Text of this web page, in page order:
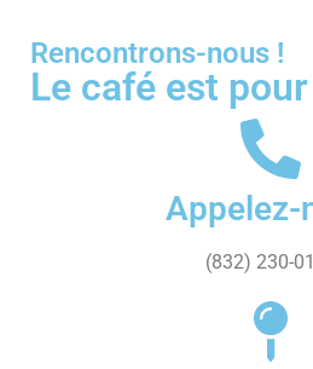
Rencontrons-nous !
Le café est
Appelez-
(832) 230-